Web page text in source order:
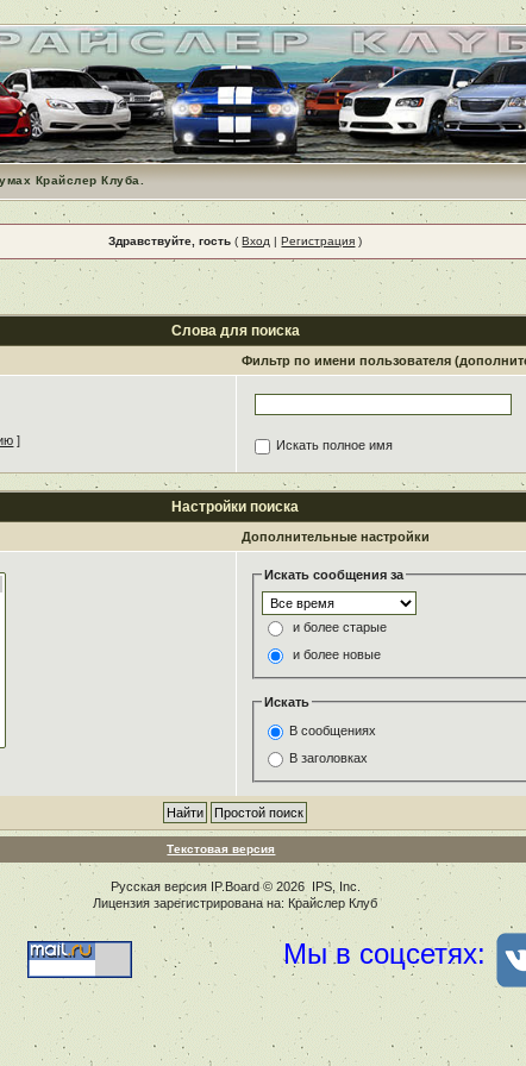
Крайслер Клуба.
Здравствуйте, гость (Вход |Регистрация )
Слова для поиска
Фильтр по имени пользователя
] Искать полное имя
Настройки поиска
Дополнительные настройки
Искать сообщения за
и более старые
и более новые
Искать
В сообщениях
В заголовках
Текстовая версия
Русская версия IP.Board© 2026 IPS, Inc
Лицензия зарегистрирована на: Крайслер Клуб
Мы в соцсетях: